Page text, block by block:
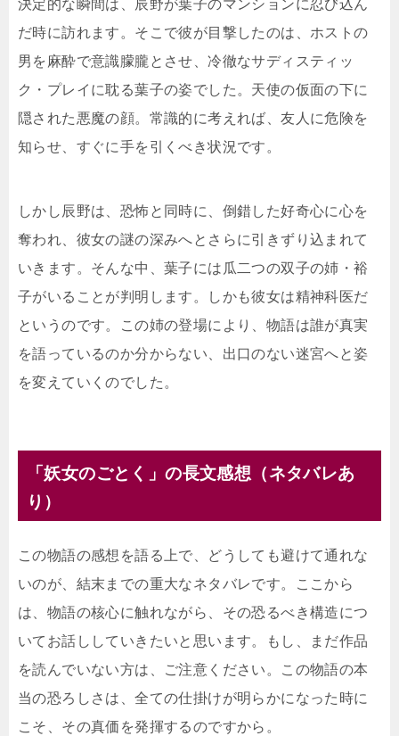
決定的な瞬間は、辰野が葉子のマンションに忍び込ん
だ時に訪れます。そこで彼が目撃したのは、ホストの
男を麻酔で意識朦朧とさせ、冷徹なサディスティッ
ク・プレイに耽る葉子の姿でした。天使の仮面の下に
隠された悪魔の顔。常識的に考えれば、友人に危険を
知らせ、すぐに手を引くべき状況です。
しかし辰野は、恐怖と同時に、倒錯した好奇心に心を
奪われ、彼女の謎の深みへとさらに引きずり込まれて
いきます。そんな中、葉子には瓜二つの双子の姉・裕
子がいることが判明します。しかも彼女は精神科医だ
というのです。この姉の登場により、物語は誰が真実
を語っているのか分からない、出口のない迷宮へと姿
を変えていくのでした。
「妖女のごとく」の長文感想（ネタバレあ
り）
この物語の感想を語る上で、どうしても避けて通れな
いのが、結末までの重大なネタバレです。ここから
は、物語の核心に触れながら、その恐るべき構造につ
いてお話ししていきたいと思います。もし、まだ作品
を読んでいない方は、ご注意ください。この物語の本
当の恐ろしさは、全ての仕掛けが明らかになった時に
こそ、その真価を発揮するのですから。